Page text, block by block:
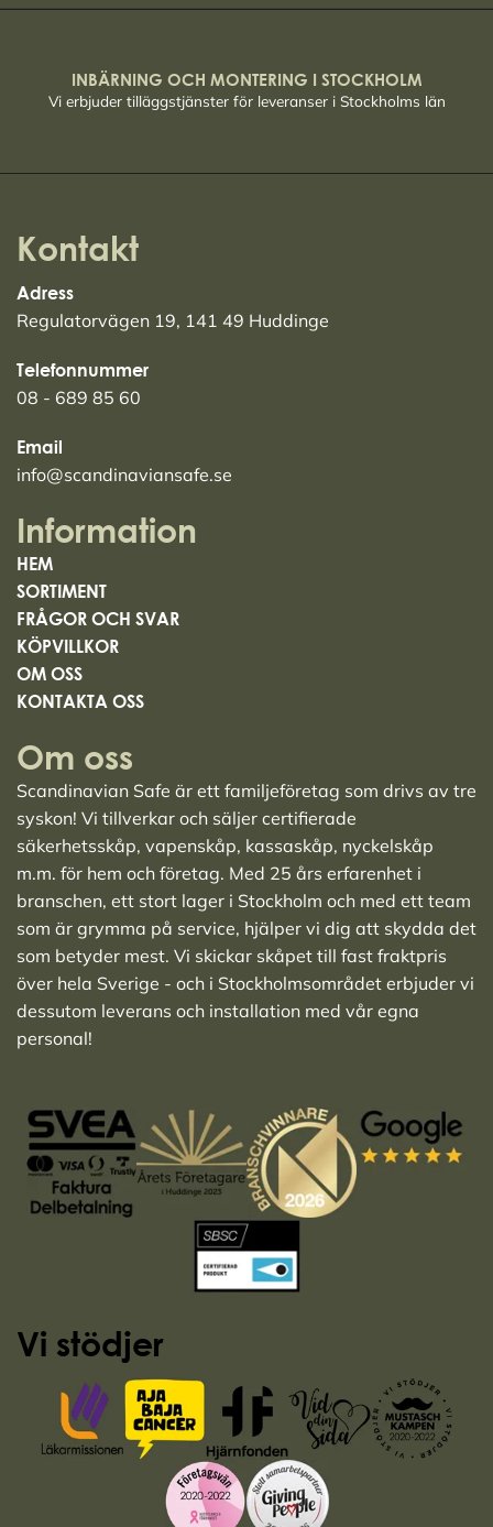
INBÄRNING OCH MONTERING I STOCKHOLM
Vi erbjuder tilläggstjänster för leveranser i Stockholms län
Kontakt
Adress
Regulatorvägen 19, 141 49 Huddinge
Telefonnummer
08 - 689 85 60
Email
info@scandinaviansafe.se
Information
HEM
SORTIMENT
FRÅGOR OCH SVAR
KÖPVILLKOR
OM OSS
KONTAKTA OSS
Om oss
Scandinavian Safe är ett familjeföretag som drivs av tre
syskon! Vi tillverkar och säljer certifierade
säkerhetsskåp, vapenskåp, kassaskåp, nyckelskåp
m.m. för hem och företag. Med 25 års erfarenhet i
branschen, ett stort lager i Stockholm och med ett team
som är grymma på service, hjälper vi dig att skydda det
som betyder mest. Vi skickar skåpet till fast fraktpris
över hela Sverige - och i Stockholmsområdet erbjuder vi
dessutom leverans och installation med vår egna
personal!
Vi stödjer